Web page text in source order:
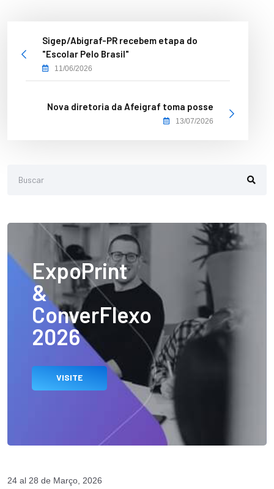
Sigep/Abigraf-PR recebem etapa do
"Escolar Pelo Brasil"
11/06/2026
Nova diretoria da Afeigraf toma posse
13/07/2026
ExpoPrint
&
ConverFlexo
2026
VISITE
24 al 28 de Março, 2026